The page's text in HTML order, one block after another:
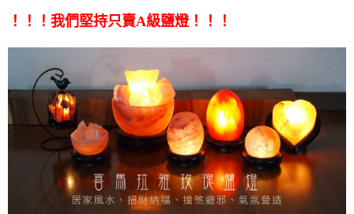
！！！我們堅持只賣A級鹽燈！！！